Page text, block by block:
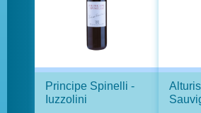
Principe Spinelli -
Iuzzolini